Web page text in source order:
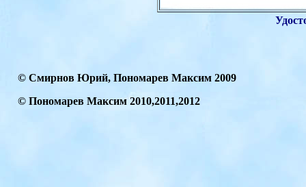
© Смирнов Юрий, Пономарев Максим 2009
© Пономарев Максим 2010,2011,2012